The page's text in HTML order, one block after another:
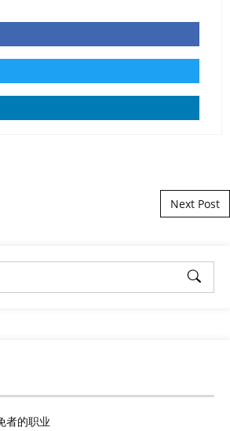
Next Post
者的职业